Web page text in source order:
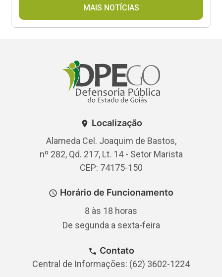
MAIS NOTÍCIAS
Localização
Alameda Cel. Joaquim de Bastos,
nº 282, Qd. 217, Lt. 14 - Setor Marista
CEP: 74175-150
Horário de Funcionamento
8 às 18 horas
De segunda a sexta-feira
Contato
Central de Informações: (62) 3602-1224